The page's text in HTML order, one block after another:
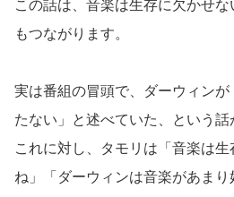
この話は、音楽は生存に欠かせ
もつながります。
実は番組の冒頭で、ダーウィン
たない」と述べていた、という話
これに対し、タモリは「音楽は
ね」「ダーウィンは音楽があま